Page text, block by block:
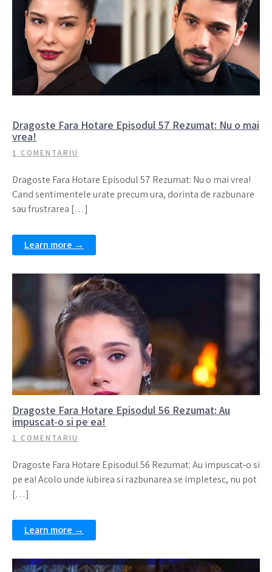
Dragoste Fara Hotare Episodul 57 Rezumat: Nu o mai
vrea!
1 COMENTARIU
Dragoste Fara Hotare Episodul 57 Rezumat: Nu o mai vrea!
Cand sentimentele urate precum ura, dorinta de razbunare
sau frustrarea […]
Learn more →
Dragoste Fara Hotare Episodul 56 Rezumat: Au
impuscat-o si pe ea!
1 COMENTARIU
Dragoste Fara Hotare Episodul 56 Rezumat: Au impuscat-o si
pe ea! Acolo unde iubirea si razbunarea se impletesc, nu pot
[…]
Learn more →